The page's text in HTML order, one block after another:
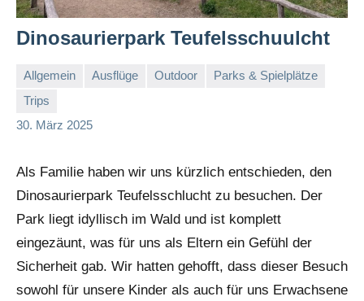
Dinosaurierpark Teufelsschuulcht
Allgemein Ausflüge Outdoor
Parks & Spielplätze
Trips
30. März 2025
Stephi
Keine
Kommentare
Als Familie haben wir uns kürzlich entschieden, den
Dinosaurierpark Teufelsschlucht zu besuchen. Der
Park liegt idyllisch im Wald und ist komplett
eingezäunt, was für uns als Eltern ein Gefühl der
Sicherheit gab. Wir hatten gehofft, dass dieser Besuch
sowohl für unsere Kinder als auch für uns Erwachsene